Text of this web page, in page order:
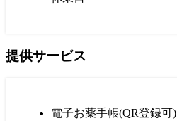
提供サービス
電子お薬手帳(QR登録可)